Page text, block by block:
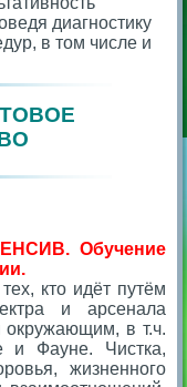
диагностику
в том числе и
Обучение
кто идёт путём
и арсенала
в т.ч.
и Фауне. Чистка,
жизненного